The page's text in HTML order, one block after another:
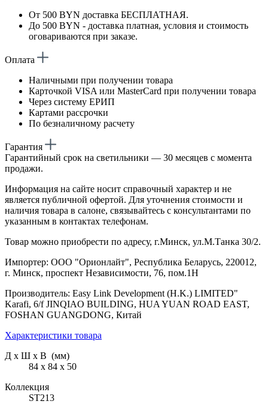
От 500 BYN доставка БЕСПЛАТНАЯ.
До 500 BYN - доставка платная, условия и стоимость
оговариваются при заказе.
Оплата
Наличными при получении товара
Карточкой VISA или MasterCard при получении товара
Через систему ЕРИП
Картами рассрочки
По безналичному расчету
Гарантия
Гарантийный срок на светильники — 30 месяцев с момента
продажи.
Информация на сайте носит справочный характер и не
является публичной офертой. Для уточнения стоимости и
наличия товара в салоне, связывайтесь с консультантами по
указанным в контактах телефонам.
Товар можно приобрести по адресу, г.Минск, ул.М.Танка 30/2.
Импортер: ООО "Орионлайт", Республика Беларусь, 220012,
г. Минск, проспект Независимости, 76, пом.1Н
Производитель: Easy Link Development (H.K.) LIMITED"
Karafi, 6/f JINQIAO BUILDING, HUA YUAN ROAD EAST,
FOSHAN GUANGDONG, Китай
Характеристики товара
Д х Ш х В (мм)
84 х 84 х 50
Коллекция
ST213